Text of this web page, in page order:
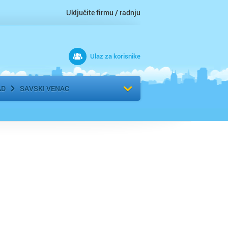
Uključite firmu / radnju
Ulaz za korisnike
SAVSKI VENACIzaberite komšiluk